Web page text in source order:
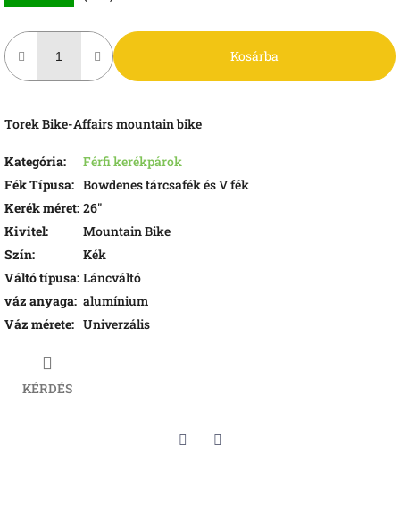
Kosárba
Torek Bike-Affairs mountain bike
Kategória:
Férfi kerékpárok
Fék Típusa: Bowdenes tárcsafék és V fék
Kerék méret: 26"
Kivitel:
Mountain Bike
Szín:
Kék
Váltó típusa: Láncváltó
váz anyaga: alumínium
Váz mérete: Univerzális
KÉRDÉS